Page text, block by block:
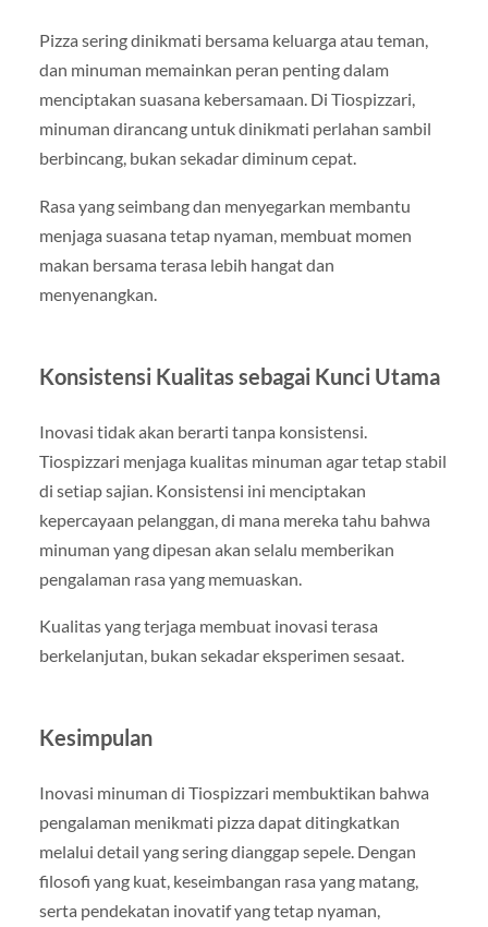
Pizza sering dinikmati bersama keluarga atau teman,
dan minuman memainkan peran penting dalam
menciptakan suasana kebersamaan. Di Tiospizzari,
minuman dirancang untuk dinikmati perlahan sambil
berbincang, bukan sekadar diminum cepat.
Rasa yang seimbang dan menyegarkan membantu
menjaga suasana tetap nyaman, membuat momen
makan bersama terasa lebih hangat dan
menyenangkan.
Konsistensi Kualitas sebagai Kunci Utama
Inovasi tidak akan berarti tanpa konsistensi.
Tiospizzari menjaga kualitas minuman agar tetap stabil
di setiap sajian. Konsistensi ini menciptakan
kepercayaan pelanggan, di mana mereka tahu bahwa
minuman yang dipesan akan selalu memberikan
pengalaman rasa yang memuaskan.
Kualitas yang terjaga membuat inovasi terasa
berkelanjutan, bukan sekadar eksperimen sesaat.
Kesimpulan
Inovasi minuman di Tiospizzari membuktikan bahwa
pengalaman menikmati pizza dapat ditingkatkan
melalui detail yang sering dianggap sepele. Dengan
filosofi yang kuat, keseimbangan rasa yang matang,
serta pendekatan inovatif yang tetap nyaman,